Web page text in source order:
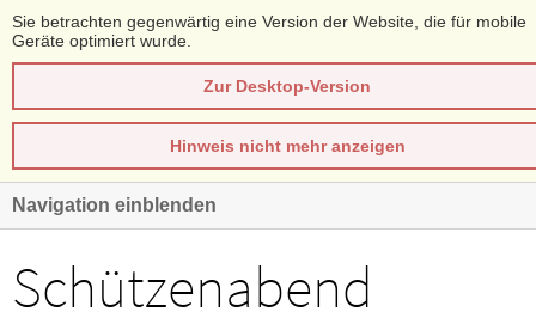
Sie betrachten gegenwärtig eine Version der Website, die für mobile
Geräte optimiert wurde.
Zur Desktop-Version
Hinweis nicht mehr anzeigen
Navigation einblenden
Schützenabend